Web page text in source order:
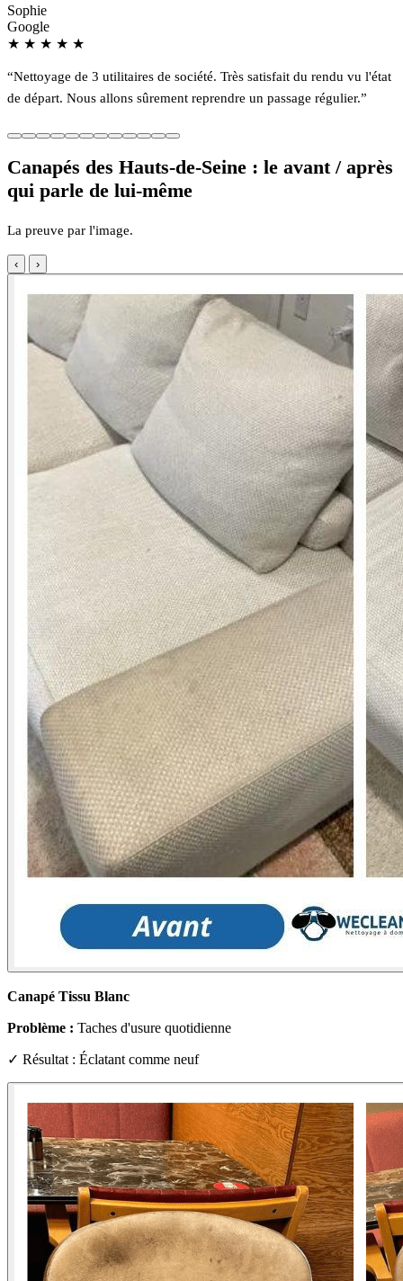
Sophie
Google
★ ★ ★ ★ ★
“Nettoyage de 3 utilitaires de société. Très satisfait du rendu vu l'état
de départ. Nous allons sûrement reprendre un passage régulier.”
Canapés des Hauts-de-Seine : le avant / après
qui parle de lui-même
La preuve par l'image.
‹ ›
Canapé Tissu Blanc
Problème : Taches d'usure quotidienne
✓ Résultat : Éclatant comme neuf